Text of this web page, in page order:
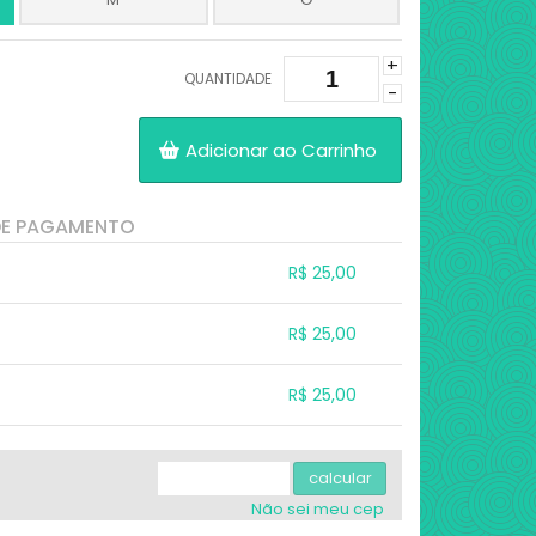
QUANTIDADE
+
-
Adicionar ao Carrinho
PAGAMENTO
R$ 25,00
R$ 25,00
R$ 25,00
....
calcular
Não sei meu cep